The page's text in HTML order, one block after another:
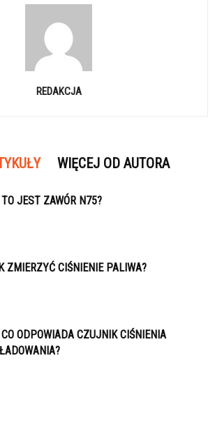
REDAKCJA
WIĘCEJ OD AUTORA
TO JEST ZAWÓR N75?
ZMIERZYĆ CIŚNIENIE PALIWA?
ODPOWIADA CZUJNIK CIŚNIENIA